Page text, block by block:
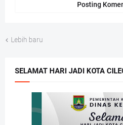
Posting
Lebih baru
SELAMAT HARI JADI KOTA